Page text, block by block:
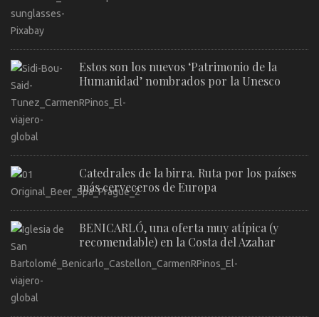
Estos son los nuevos ‘Patrimonio de la
Humanidad’ nombrados por la Unesco
Catedrales de la birra. Ruta por los países
más cerveceros de Europa
BENICARLÓ, una oferta muy atípica (y
recomendable) en la Costa del Azahar